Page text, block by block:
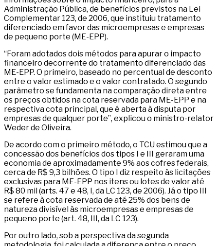
Administração Pública, de benefícios previstos na Lei
Complementar 123, de 2006, que instituiu tratamento
diferenciado em favor das microempresas e empresas
de pequeno porte (ME-EPP).
“Foram adotados dois métodos para apurar o impacto
financeiro decorrente do tratamento diferenciado das
ME-EPP. O primeiro, baseado no percentual de desconto
entre o valor estimado e o valor contratado. O segundo
parâmetro se fundamenta na comparação direta entre
os preços obtidos na cota reservada para ME-EPP e na
respectiva cota principal, que é aberta à disputa por
empresas de qualquer porte”, explicou o ministro-relator
Weder de Oliveira.
De acordo com o primeiro método, o TCU estimou que a
concessão dos benefícios dos tipos I e III geraram uma
economia de aproximadamente 9% aos cofres federais,
cerca de R$ 9,3 bilhões. O tipo I diz respeito às licitações
exclusivas para ME-EPP nos itens ou lotes de valor até
R$ 80 mil (arts. 47 e 48, I, da LC 123, de 2006). Já o tipo III
se refere à cota reservada de até 25% dos bens de
natureza divisível às microempresas e empresas de
pequeno porte (art. 48, III, da LC 123).
Por outro lado, sob a perspectiva da segunda